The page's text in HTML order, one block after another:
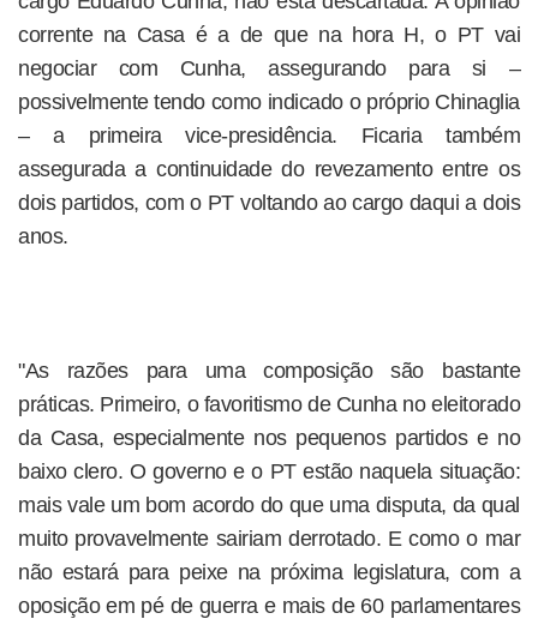
corrente na Casa é a de que na hora H, o PT vai
negociar com Cunha, assegurando para si –
possivelmente tendo como indicado o próprio Chinaglia
– a primeira vice-presidência. Ficaria também
assegurada a continuidade do revezamento entre os
dois partidos, com o PT voltando ao cargo daqui a dois
anos.
"As razões para uma composição são bastante
práticas. Primeiro, o favoritismo de Cunha no eleitorado
da Casa, especialmente nos pequenos partidos e no
baixo clero. O governo e o PT estão naquela situação:
mais vale um bom acordo do que uma disputa, da qual
muito provavelmente sairiam derrotado. E como o mar
não estará para peixe na próxima legislatura, com a
oposição em pé de guerra e mais de 60 parlamentares